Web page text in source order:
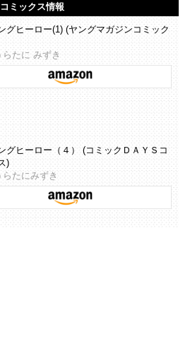
コミックス情報
グヒーロー(1) (ヤングマガジンコミック
たに みずき
グヒーロー（４） (コミックＤＡＹＳコ
)
たにみずき